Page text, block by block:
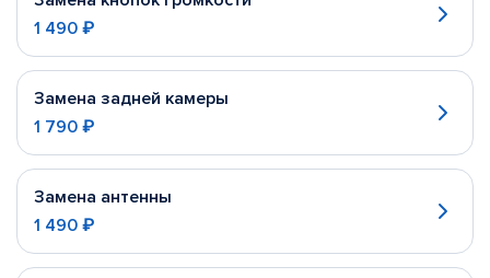
1 490 ₽
Замена задней камеры
1 790 ₽
Замена антенны
1 490 ₽